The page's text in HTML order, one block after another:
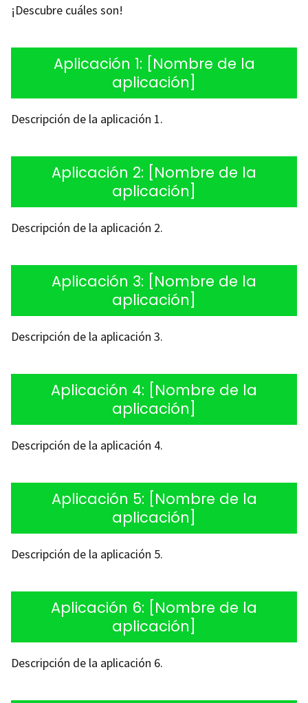
¡Descubre cuáles son!
Aplicación 1: [Nombre de la
aplicación]
Descripción de la aplicación 1.
Aplicación 2: [Nombre de la
aplicación]
Descripción de la aplicación 2.
Aplicación 3: [Nombre de la
aplicación]
Descripción de la aplicación 3.
Aplicación 4: [Nombre de la
aplicación]
Descripción de la aplicación 4.
Aplicación 5: [Nombre de la
aplicación]
Descripción de la aplicación 5.
Aplicación 6: [Nombre de la
aplicación]
Descripción de la aplicación 6.